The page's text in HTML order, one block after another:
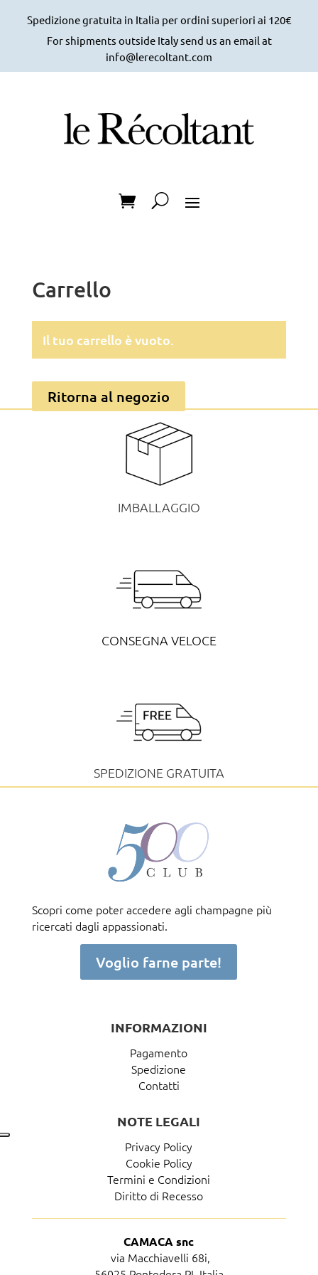
Spedizione gratuita in Italia per ordini superiori ai 120€
For shipments outside Italy send us an email at
info@lerecoltant.com
Carrello
Il tuo carrello è vuoto.
Ritorna al negozio
IMBALLAGGIO
CONSEGNA VELOCE
SPEDIZIONE GRATUITA
Scopri come poter accedere agli champagne più
ricercati dagli appassionati.
Voglio farne parte!
INFORMAZIONI
Pagamento
Spedizione
Contatti
NOTE LEGALI
Privacy Policy
Cookie Policy
Termini e Condizioni
Diritto di Recesso
CAMACA snc
via Macchiavelli 68i,